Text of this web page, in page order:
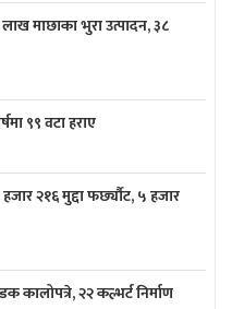
माछाका भुरा उत्पादन, ३८
९९ वटा हराए
२१६ मुद्दा फर्छ्यौट, ५ हजार
कालोपत्रे, २२ कल्भर्ट निर्माण